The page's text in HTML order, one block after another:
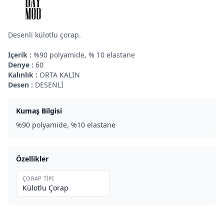
Desenli külotlu çorap.
Içerik : %90 polyamide, % 10 elastane
Denye : 60
Kalınlık : ORTA KALIN
Desen : DESENLİ
Kumaş Bilgisi
%90 polyamide, %10 elastane
Özellikler
ÇORAP TIPI
Külotlu Çorap